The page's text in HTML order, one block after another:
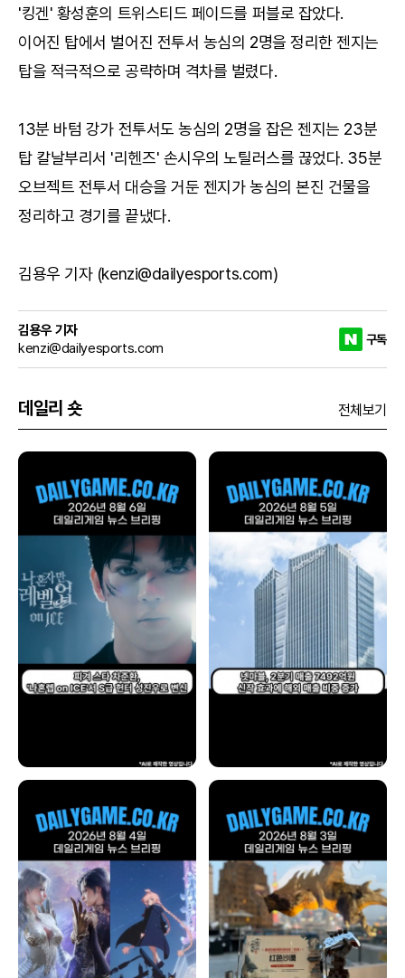
'킹겐' 황성훈의 트위스티드 페이드를 퍼블로 잡았다.
이어진 탑에서 벌어진 전투서 농심의 2명을 정리한 젠지는
탑을 적극적으로 공략하며 격차를 벌렸다.
13분 바텀 강가 전투서도 농심의 2명을 잡은 젠지는 23분
탑 칼날부리서 '리헨즈' 손시우의 노틸러스를 끊었다. 35분
오브젝트 전투서 대승을 거둔 젠지가 농심의 본진 건물을
정리하고 경기를 끝냈다.
김용우 기자 (kenzi@dailyesports.com)
김용우 기자
kenzi@dailyesports.com
구독
데일리 숏 전체보기